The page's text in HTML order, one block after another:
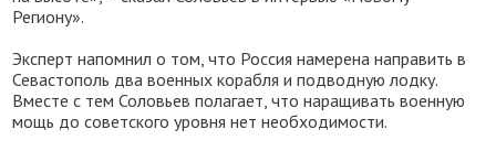
Региону».
Эксперт напомнил о том, что Россия намерена направить в
Севастополь два военных корабля и подводную лодку.
Вместе с тем Соловьев полагает, что наращивать военную
мощь до советского уровня нет необходимости.